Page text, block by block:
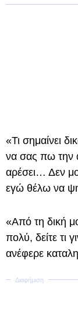
«Τι σημαίνει
να σας πω την
αρέσει… Δεν
εγώ θέλω να
«Από τη δική
πολύ, δείτε τι
ανέφερε